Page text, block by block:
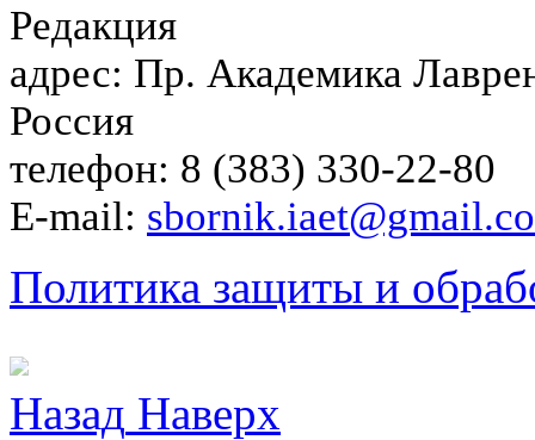
Редакция
адрес: Пр. Академика
Россия
телефон: 8 (383) 330-22-80
E-mail:
Политика защиты и
Назад Наверх